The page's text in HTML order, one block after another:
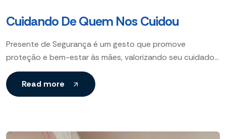
Cuidando De Quem Nos Cuidou
Presente de Segurança é um gesto que promove
proteção e bem-estar às mães, valorizando seu cuidado
por meio de itens que aumentam a segurança e
Read more